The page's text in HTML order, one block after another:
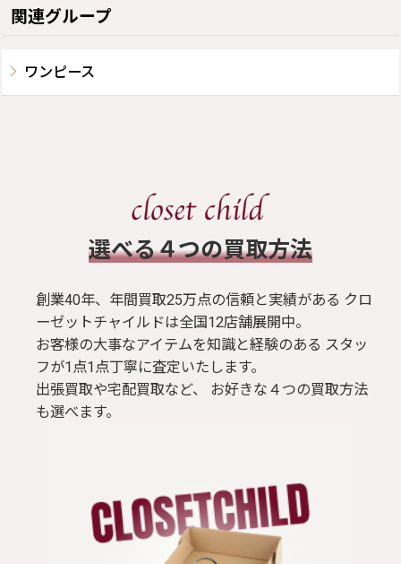
関連グループ
ワンピース
​選べる４つの買取方法
創業40年、年間買取25万点の信頼と実績がある クロ
ーゼットチャイルドは全国12店舗展開中。
お客様の大事なアイテムを知識と経験のある スタッ
フが1点1点丁寧に査定いたします。
出張買取や宅配買取など、 お好きな４つの買取方法
も選べます。